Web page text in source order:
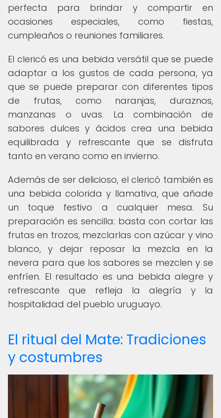
perfecta para brindar y compartir en
ocasiones especiales, como fiestas,
cumpleaños o reuniones familiares.
El clericó es una bebida versátil que se puede
adaptar a los gustos de cada persona, ya
que se puede preparar con diferentes tipos
de frutas, como naranjas, duraznos,
manzanas o uvas. La combinación de
sabores dulces y ácidos crea una bebida
equilibrada y refrescante que se disfruta
tanto en verano como en invierno.
Además de ser delicioso, el clericó también es
una bebida colorida y llamativa, que añade
un toque festivo a cualquier mesa. Su
preparación es sencilla: basta con cortar las
frutas en trozos, mezclarlas con azúcar y vino
blanco, y dejar reposar la mezcla en la
nevera para que los sabores se mezclen y se
enfríen. El resultado es una bebida alegre y
refrescante que refleja la alegría y la
hospitalidad del pueblo uruguayo.
El ritual del Mate: Tradiciones
y costumbres